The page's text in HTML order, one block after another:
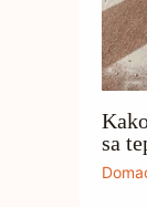
sa